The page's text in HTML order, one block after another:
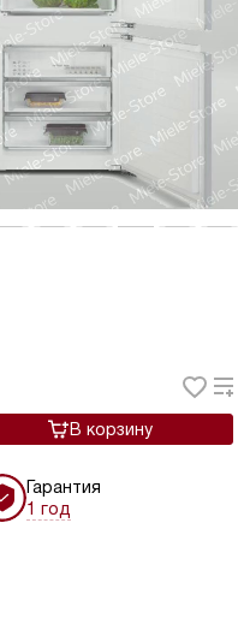
В корзину
Гарантия
1 год